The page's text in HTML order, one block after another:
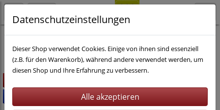
Nähen eBooks Taschen
Datenschutzeinstellungen
Dieser Shop verwendet Cookies. Einige von ihnen sind essenziell
(z.B. für den Warenkorb), während andere verwendet werden, um
diesen Shop und Ihre Erfahrung zu verbessern.